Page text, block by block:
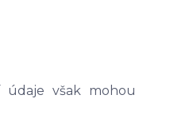
údaje však mohou